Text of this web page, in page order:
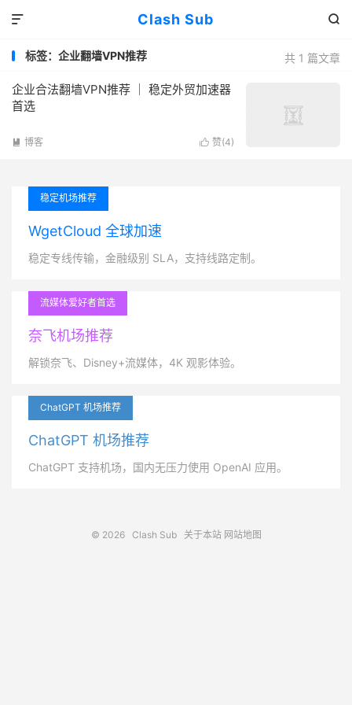
Clash Sub 

共 1 篇文章
标签：企业翻墙VPN推荐
企业合法翻墙VPN推荐 ｜ 稳定外贸加速器
首选
 赞(4)
 博客
稳定机场推荐
WgetCloud 全球加速
稳定专线传输，金融级别 SLA，支持线路定制。
流媒体爱好者首选
奈飞机场推荐
解锁奈飞、Disney+流媒体，4K 观影体验。
ChatGPT 机场推荐
ChatGPT 机场推荐
ChatGPT 支持机场，国内无压力使用 OpenAI 应用。
© 2026 Clash Sub 关于本站 网站地图